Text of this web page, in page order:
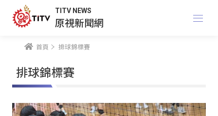
TITV NEWS
原視新聞網
首頁 排球錦標賽
排球錦標賽